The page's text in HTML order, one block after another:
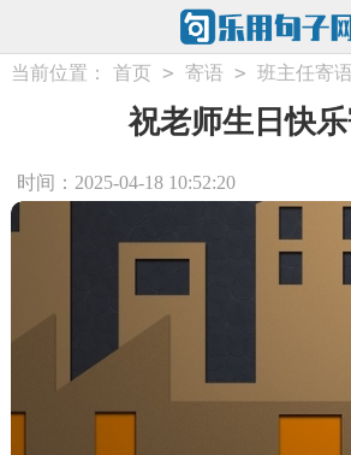
当前位置： 首页 > 寄语 > 班主任寄语
祝老师生日快
时间：2025-04-18 10:52:20